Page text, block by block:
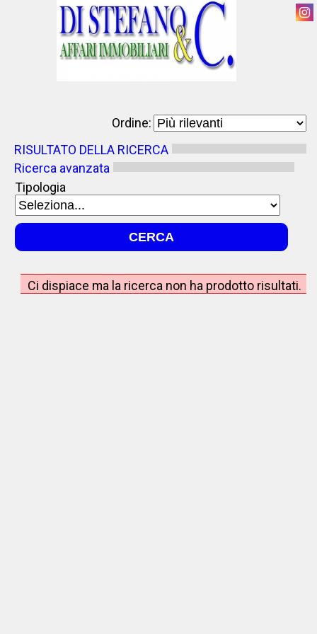
Ordine:
RISULTATO DELLA RICERCA
Ricerca avanzata
Tipologia
Ci dispiace ma la ricerca non ha prodotto risultati.